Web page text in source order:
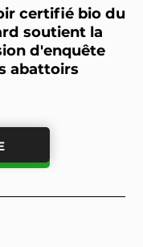
certifié bio du
soutient la
d'enquête
abattoirs